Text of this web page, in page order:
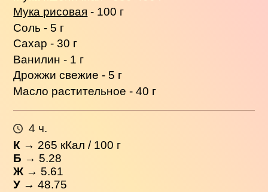
Мука рисовая - 100 г
Соль - 5 г
Сахар - 30 г
Ванилин - 1 г
Дрожжи свежие - 5 г
Масло растительное - 40 г
4 ч.
К → 265 кКал / 100 г
Б → 5.28
Ж → 5.61
У → 48.75